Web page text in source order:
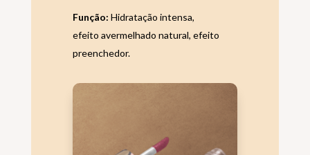
Função: Hidratação intensa,
efeito avermelhado natural, efeito
preenchedor.